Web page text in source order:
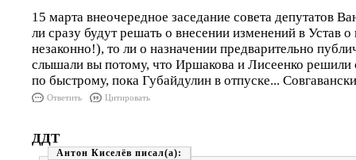
15 марта внеочередное заседание совета депутатов
ли сразу будут решать о внесении изменений в Устав о
незаконно!), то ли о назначении предварительно
слышали вы потому, что Иршакова и Лисеенко решили
по быстрому, пока Губайдулин в отпуске...
Ответить Цитировать
ДДТ
Антон Киселёв